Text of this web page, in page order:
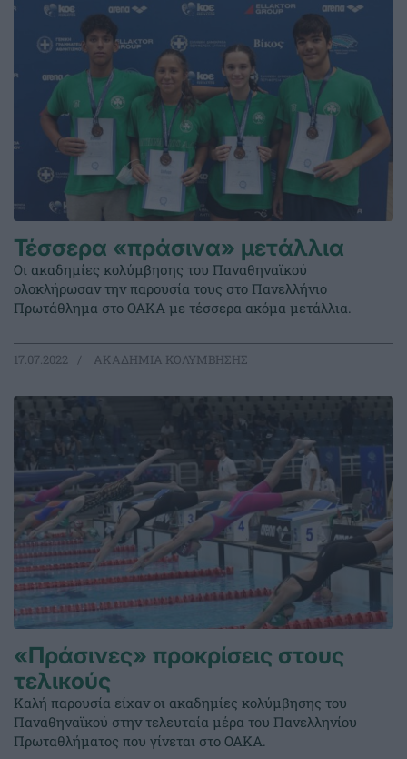
Τέσσερα «πράσινα» μετάλλια
Οι ακαδημίες κολύμβησης του Παναθηναϊκού
ολοκλήρωσαν την παρουσία τους στο Πανελλήνιο
Πρωτάθλημα στο ΟΑΚΑ με τέσσερα ακόμα μετάλλια.
17.07.2022 ΑΚΑΔΗΜΙΑ ΚΟΛΥΜΒΗΣΗΣ
«Πράσινες» προκρίσεις στους
τελικούς
Καλή παρουσία είχαν οι ακαδημίες κολύμβησης του
Παναθηναϊκού στην τελευταία μέρα του Πανελληνίου
Πρωταθλήματος που γίνεται στο ΟΑΚΑ.